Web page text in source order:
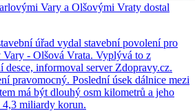
Vary a Olšovými Vraty dostal
úřad vydal stavební povolení pro
- Olšová Vrata. Vyplývá to z
desce, informoval server Zdopravy.cz.
pravomocný. Poslední úsek dálnice mezi
má být dlouhý osm kilometrů a jeho
4,3 miliardy korun.